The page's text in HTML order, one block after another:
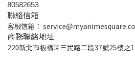
80582653
聯絡信箱
客服信箱：
商務聯絡地址
220新北市板橋區三民路二段37號25樓之1